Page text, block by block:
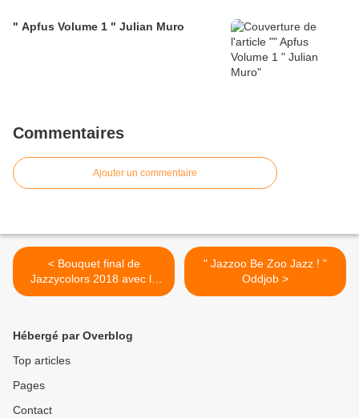
" Apfus Volume 1 " Julian Muro
Commentaires
Ajouter un commentaire
< Bouquet final de
Jazzycolors 2018 avec le
Witold Janiak Trio
" Jazzoo Be Zoo Jazz ! "
Oddjob >
Hébergé par Overblog
Top articles
Pages
Contact